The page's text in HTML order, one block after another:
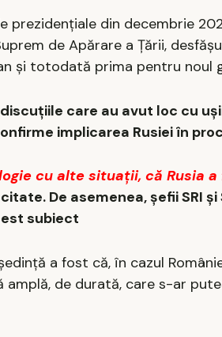
prezidențiale din decembrie
de Apărare a Țării,
și totodată prima pentru noul
care au avut loc cu
implicarea Rusiei în
cu alte situații, că Rusia
De asemenea, șefii SRI
subiect
a fost că, în cazul
de durată, care s-ar